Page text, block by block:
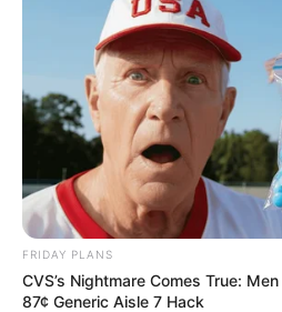
FRIDAY PLANS
CVS’s Nightmare Comes True:
87¢ Generic Aisle 7 Hack